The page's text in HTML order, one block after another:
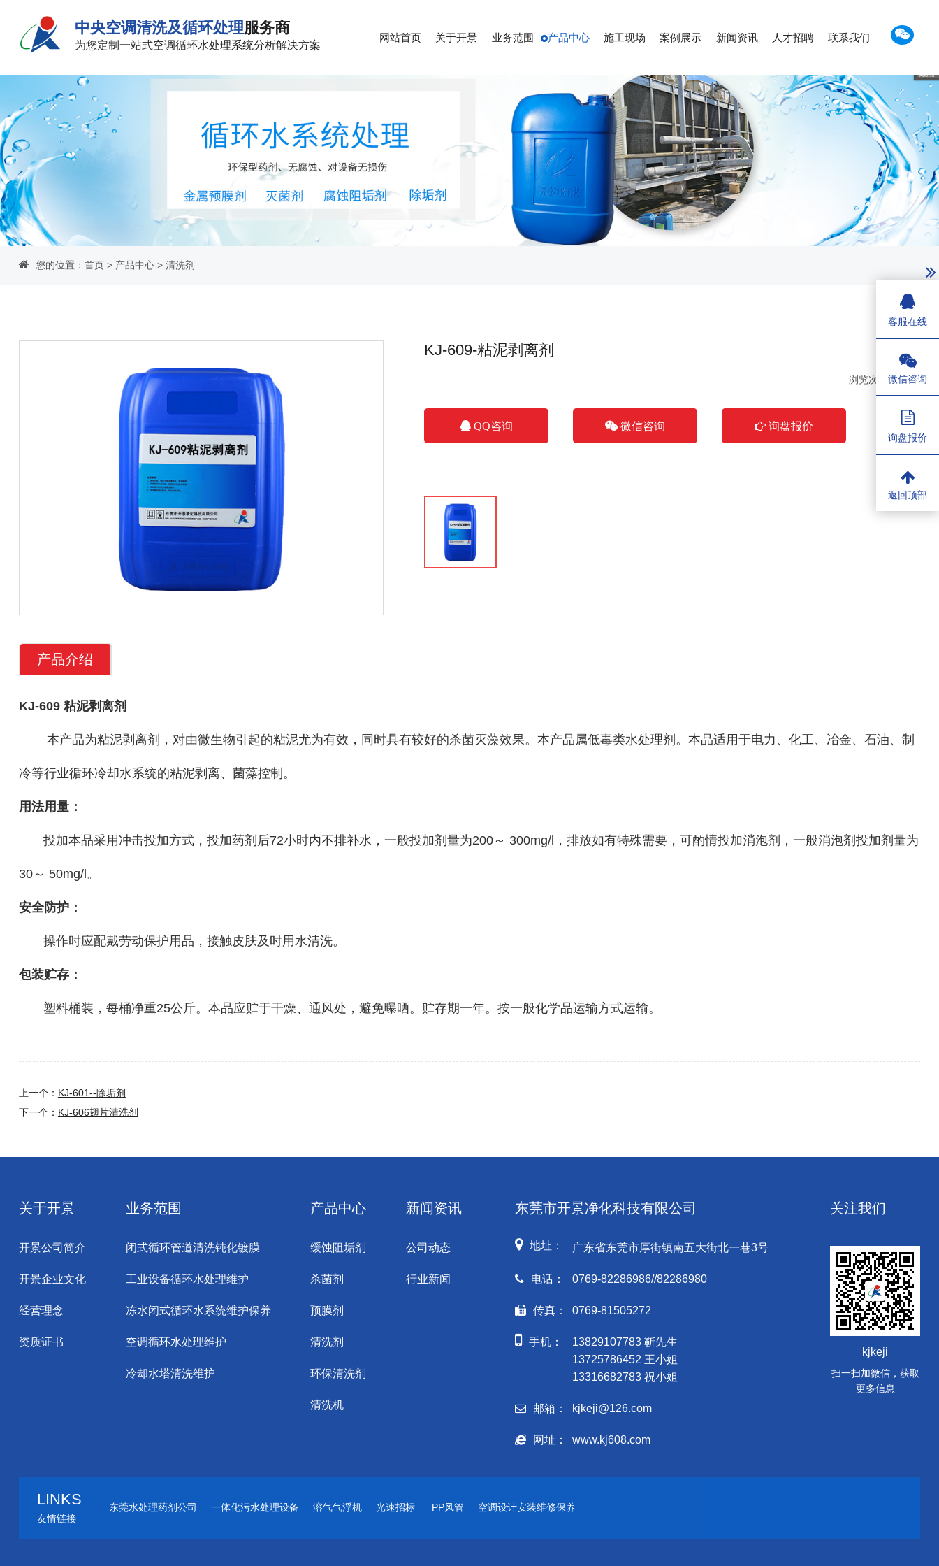
中央空调清洗及循环处理服务商
为您定制一站式空调循环水处理系统分析解决方案
网站首页 关于开景 业务范围 产品中心 施工现场 案例展示 新闻资讯 人才招聘 联系我们
您的位置： 首页> 产品中心 > 清洗剂
KJ-609-粘泥剥离剂
浏览次数：1958
QQ咨询 微信咨询 询盘报价
产品介绍
KJ-609 粘泥剥离剂
本产品为粘泥剥离剂，对由微生物引起的粘泥尤为有效，同时具有较好的杀菌灭藻效果。本产品属低毒类水处理剂。本品适用于电力、化工、冶金、石油、制
冷等行业循环冷却水系统的粘泥剥离、菌藻控制。
用法用量：
投加本品采用冲击投加方式，投加药剂后72小时内不排补水，一般投加剂量为200～ 300mg/l，排放如有特殊需要，可酌情投加消泡剂，一般消泡剂投加剂量为
30～ 50mg/l。
安全防护：
操作时应配戴劳动保护用品，接触皮肤及时用水清洗。
包装贮存：
塑料桶装，每桶净重25公斤。本品应贮于干燥、通风处，避免曝晒。贮存期一年。按一般化学品运输方式运输。
上一个： KJ-601--除垢剂
下一个： KJ-606翅片清洗剂
关于开景
开景公司简介
开景企业文化
经营理念
资质证书
业务范围
闭式循环管道清洗钝化镀膜
工业设备循环水处理维护
冻水闭式循环水系统维护保养
空调循环水处理维护
冷却水塔清洗维护
产品中心
缓蚀阻垢剂
杀菌剂
预膜剂
清洗剂
环保清洗剂
清洗机
新闻资讯
公司动态
行业新闻
东莞市开景净化科技有限公司
地址： 广东省东莞市厚街镇南五大街北一巷3号
电话： 0769-82286986//82286980
传真： 0769-81505272
手机：
13829107783 靳先生
13725786452 王小姐
13316682783 祝小姐
邮箱： kjkeji@126.com
网址： www.kj608.com
关注我们
kjkeji
扫一扫加微信，获取
更多信息
LINKS
友情链接
东莞水处理药剂公司 一体化污水处理设备 溶气气浮机 光速招标 PP风管 空调设计安装维修保养
客服在线
微信咨询
询盘报价
返回顶部